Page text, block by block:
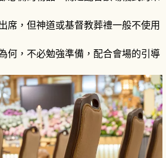
席，但神道或基督教葬禮一般不使用
何，不必勉強準備，配合會場的引導